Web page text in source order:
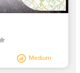
Medium